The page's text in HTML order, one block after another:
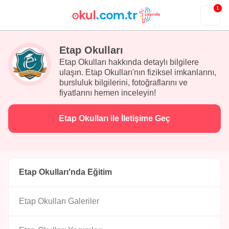
1
Etap Okulları
Etap Okulları hakkında detaylı bilgilere
ulaşın. Etap Okulları'nın fiziksel imkanlarını,
bursluluk bilgilerini, fotoğraflarını ve
fiyatlarını hemen inceleyin!
Etap Okulları ile İletişime Geç
Etap Okulları'nda Eğitim
Etap Okulları Galeriler